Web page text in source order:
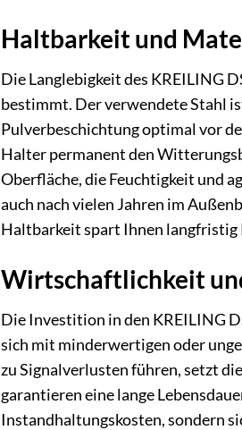
Haltbarkeit und
Die Langlebigkeit des KREILING
bestimmt. Der verwendete Stahl
Pulverbeschichtung optimal vor
Halter permanent den
Oberfläche, die Feuchtigkeit und
auch nach vielen Jahren im
Haltbarkeit spart Ihnen langfristig
Wirtschaftlichkeit
Die Investition in den KREILING
sich mit minderwertigen oder
zu Signalverlusten führen, setzt
garantieren eine lange
Instandhaltungskosten, sondern